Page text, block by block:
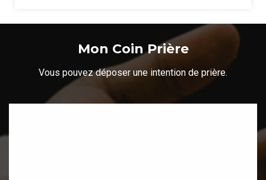
Mon Coin Prière
Vous pouvez déposer une intention de prière.